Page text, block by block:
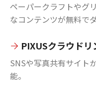
ペーパークラフトやグ
なコンテンツが無料で
PIXUSクラウドリ
SNSや写真共有サイト
能。